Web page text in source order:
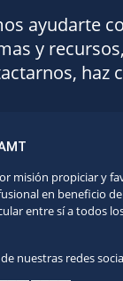
ayudarte
y
haz
misión propiciar y
en beneficio
entre sí a todos
nuestras redes